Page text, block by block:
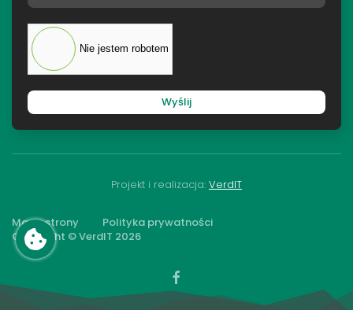
Nie jestem robotem
Wyślij
Projekt i realizacja: VerdIT
Mapa strony
Polityka prywatności
Copyright © VerdIT 2026